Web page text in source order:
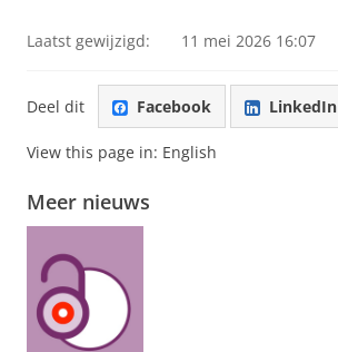
Laatst gewijzigd: 11 mei 2026 16:07
Deel dit Facebook LinkedIn
View this page in: English
Meer nieuws